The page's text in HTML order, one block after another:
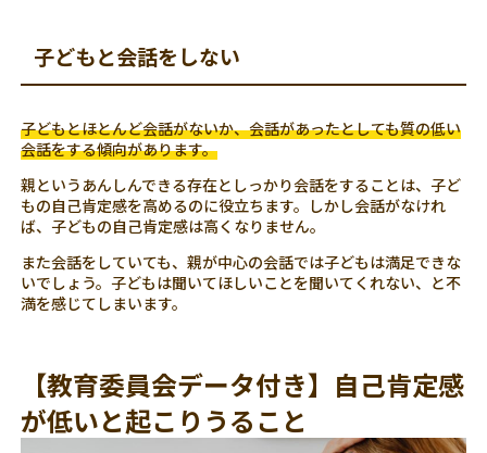
子どもと会話をしない
子どもとほとんど会話がないか、会話があったとしても質の低い
会話をする傾向があります。
親というあんしんできる存在としっかり会話をすることは、子ど
もの自己肯定感を高めるのに役立ちます。しかし会話がなけれ
ば、子どもの自己肯定感は高くなりません。
また会話をしていても、親が中心の会話では子どもは満足できな
いでしょう。子どもは聞いてほしいことを聞いてくれない、と不
満を感じてしまいます。
【教育委員会データ付き】自己肯定感
が低いと起こりうること